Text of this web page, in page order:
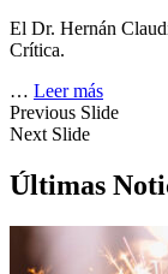
El Dr. Hernán
Crítica.
… Leer más
Previous Slide
Next Slide
Últimas